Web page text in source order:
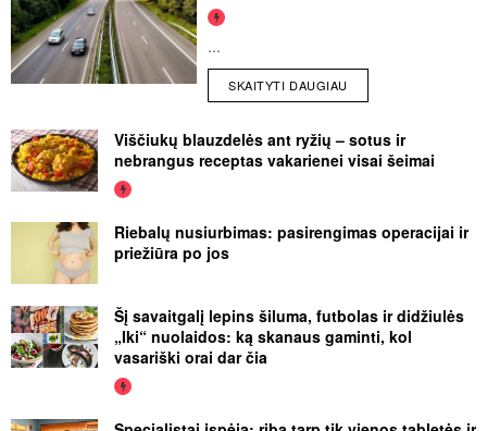
...
SKAITYTI DAUGIAU
Viščiukų blauzdelės ant ryžių – sotus ir
nebrangus receptas vakarienei visai šeimai
Riebalų nusiurbimas: pasirengimas operacijai ir
priežiūra po jos
Šį savaitgalį lepins šiluma, futbolas ir didžiulės
„Iki“ nuolaidos: ką skanaus gaminti, kol
vasariški orai dar čia